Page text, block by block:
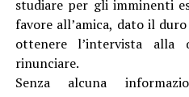
studiare per gli imminenti
favore all’amica, dato il
ottenere l’intervista
rinunciare.
Senza alcuna